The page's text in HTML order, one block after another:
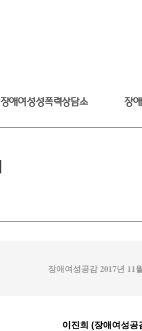
장애여성성폭력상담소 장
장애여성공감 2017년 11
이진희 (장애여성공